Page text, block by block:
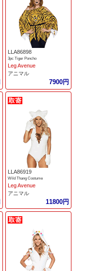
LLA86898
3pc Tiger Poncho
Leg Avenue
アニマル
7900円
LLA86919
Wild Thang Costume
Leg Avenue
アニマル
11800円